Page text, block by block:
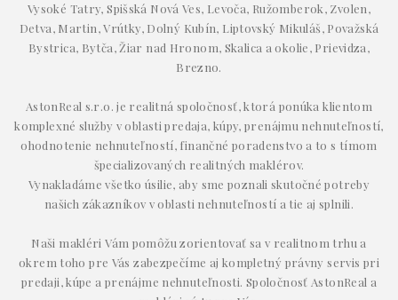
Vysoké Tatry, Spišská Nová Ves, Levoča, Ružomberok, Zvolen,
Detva, Martin, Vrútky, Dolný Kubín, Liptovský Mikuláš, Považská
Bystrica, Bytča, Žiar nad Hronom, Skalica a okolie, Prievidza,
Brezno.
AstonReal s.r.o. je realitná spoločnosť, ktorá ponúka klientom
komplexné služby v oblasti predaja, kúpy, prenájmu nehnuteľností,
ohodnotenie nehnuteľností, finančné poradenstvo a to s tímom
špecializovaných realitných maklérov.
Vynakladáme všetko úsilie, aby sme poznali skutočné potreby
našich zákazníkov v oblasti nehnuteľností a tie aj splnili.
Naši makléri Vám pomôžu zorientovať sa v realitnom trhu a
okrem toho pre Vás zabezpečíme aj kompletný právny servis pri
predaji, kúpe a prenájme nehnuteľnosti. Spoločnosť AstonReal a